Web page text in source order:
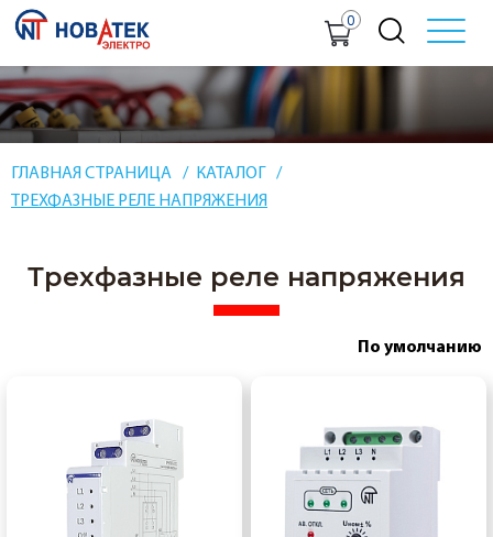
0
ГЛАВНАЯ СТРАНИЦА
КАТАЛОГ
ТРЕХФАЗНЫЕ РЕЛЕ НАПРЯЖЕНИЯ
Трехфазные реле напряжения
По умолчанию